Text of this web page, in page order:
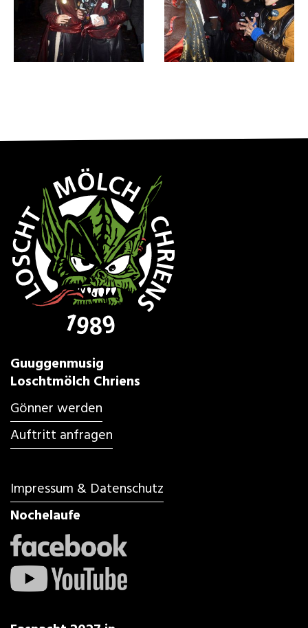
Guuggenmusig
Loschtmölch Chriens
Gönner werden
Auftritt anfragen
Impressum & Datenschutz
Nochelaufe